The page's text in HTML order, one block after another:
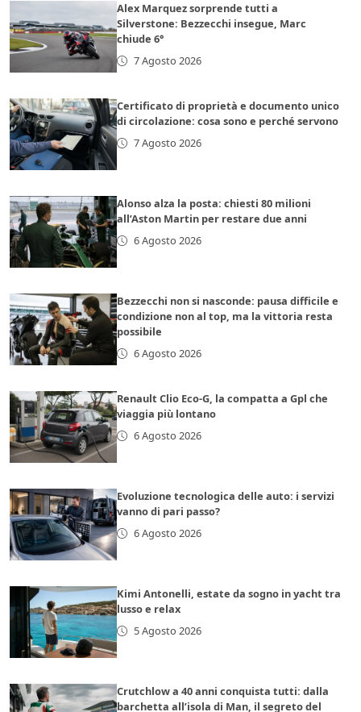
Alex Marquez sorprende tutti a
Silverstone: Bezzecchi insegue, Marc
chiude 6°
7 Agosto 2026
Certificato di proprietà e documento unico
di circolazione: cosa sono e perché servono
7 Agosto 2026
Alonso alza la posta: chiesti 80 milioni
all’Aston Martin per restare due anni
6 Agosto 2026
Bezzecchi non si nasconde: pausa difficile e
condizione non al top, ma la vittoria resta
possibile
6 Agosto 2026
Renault Clio Eco-G, la compatta a Gpl che
viaggia più lontano
6 Agosto 2026
Evoluzione tecnologica delle auto: i servizi
vanno di pari passo?
6 Agosto 2026
Kimi Antonelli, estate da sogno in yacht tra
lusso e relax
5 Agosto 2026
Crutchlow a 40 anni conquista tutti: dalla
barchetta all’isola di Man, il segreto del